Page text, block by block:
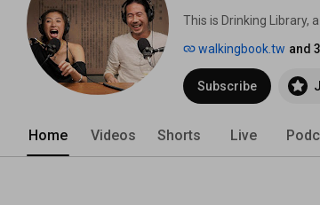
This is Drinking Library,
is a book we will walk.
walkingbook.tw and
Subscribe
Home Videos Shorts Live